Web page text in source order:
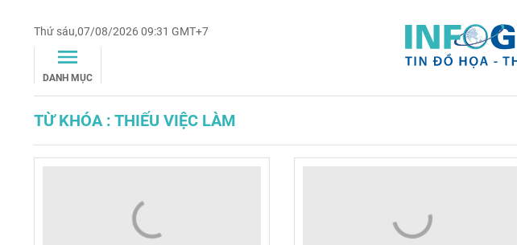
Thứ sáu,07/08/2026 09:31 GMT+7
DANH MỤC
TỪ KHÓA : THIẾU VIỆC LÀM